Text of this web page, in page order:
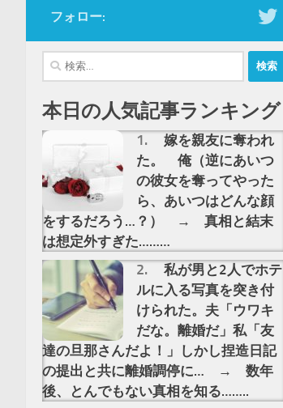
フォロー:
検
索:
本日の人気記事ランキング
嫁を親友に奪われ
た。 俺（逆にあいつ
の彼女を奪ってやった
ら、あいつはどんな顔
をするだろう…？） → 真相と結末
は想定外すぎた………
私が男と2人でホテ
ルに入る写真を突き付
けられた。夫「ウワキ
だな。離婚だ」私「友
達の旦那さんだよ！」しかし捏造日記
の提出と共に離婚調停に… → 数年
後、とんでもない真相を知る……..